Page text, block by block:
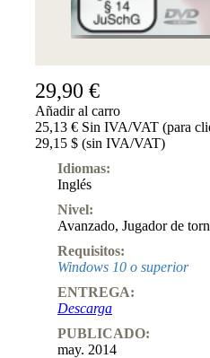
29,90 €
Añadir al carro
25,13 € Sin IVA/VAT (para
29,15 $ (sin IVA/VAT)
Idiomas:
Inglés
Nivel:
Avanzado, Jugador de
Requisitos:
Windows 10 o superior
ENTREGA:
Descarga
PUBLICADO:
may. 2014